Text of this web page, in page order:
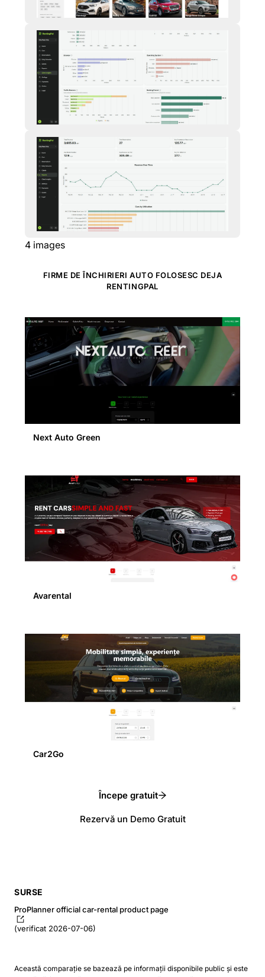
4 images
FIRME DE ÎNCHIRIERI AUTO FOLOSESC DEJA
RENTINGPAL
Next Auto Green
Avarental
Car2Go
Începe gratuit
Rezervă un Demo Gratuit
SURSE
ProPlanner official car-rental product page
(verificat 2026-07-06)
Această comparație se bazează pe informații disponibile public și este